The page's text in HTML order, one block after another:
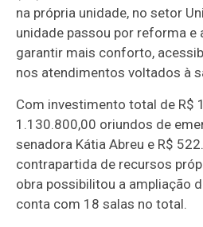
na própria unidade, no setor
unidade passou por reforma e
garantir mais conforto,
nos atendimentos voltados à
Com investimento total de R$
1.130.800,00 oriundos de
senadora Kátia Abreu e R$
contrapartida de recursos
obra possibilitou a ampliação
conta com 18 salas no total.